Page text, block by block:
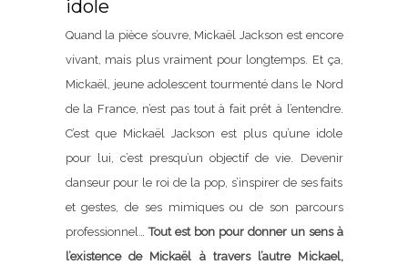
idole
Quand la pièce s’ouvre, Mickaël Jackson est encore
vivant, mais plus vraiment pour longtemps. Et ça,
Mickaël, jeune adolescent tourmenté dans le Nord
de la France, n’est pas tout à fait prêt à l’entendre.
C’est que Mickaël Jackson est plus qu’une idole
pour lui, c’est presqu’un objectif de vie. Devenir
danseur pour le roi de la pop, s’inspirer de ses faits
et gestes, de ses mimiques ou de son parcours
professionnel…Tout est bon pour donner un sens à
l’existence de Mickaël à travers l’autre Mickael,